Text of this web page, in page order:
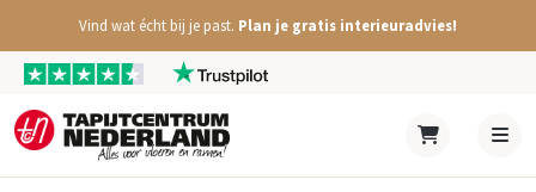
Vind wat écht bij je past. Plan je gratis interieuradvies!